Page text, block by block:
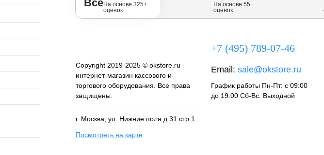
ВсеНа основе 325+
оценок
На основе 55+
оценок
Copyright 2019-2025 © okstore.ru -
интернет-магазин кассового и
торгового оборудования. Все права
защищены.
г. Москва, ул. Нижние поля д.31 стр.1
Посмотреть на карте
+7 (495) 789-07-46
Email: sale@okstore.ru
График работы Пн-Пт: с 09:00
до 19:00 Сб-Вс: Выходной